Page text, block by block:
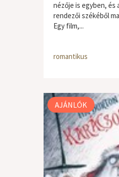
nézője is egyben, és
rendezői székéből
Egy film,...
romantikus
AJÁNLÓK